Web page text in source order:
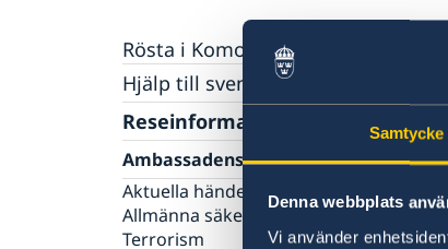
Samtycke
Denna webbplats
Vi använder
Rösta i Komorerna
Hjälp till svenskar i Komorerna
Rösta i Komorerna
Akut hjälp
Pass utomlands
Hjälp kring medborgarskap
Reseinformation
Ambassadens reseinformation
Aktuella händelser
Allmänna säkerhetsläget
Terrorism